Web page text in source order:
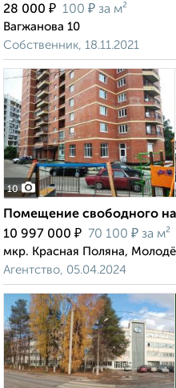
28 000 ₽ 100 ₽ за м²
Вагжанова 10
Собственник, 18.11.2021
10
Помещение свободного
10 997 000 ₽ 70 100 ₽ за м²
мкр. Красная Поляна,
Агентство, 05.04.2024